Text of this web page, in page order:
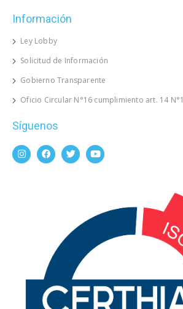
Información
Ley Lobby
Solicitud de Información
Gobierno Transparente
Oficio Circular N°16 cumplimiento art. 14 N°1
Síguenos